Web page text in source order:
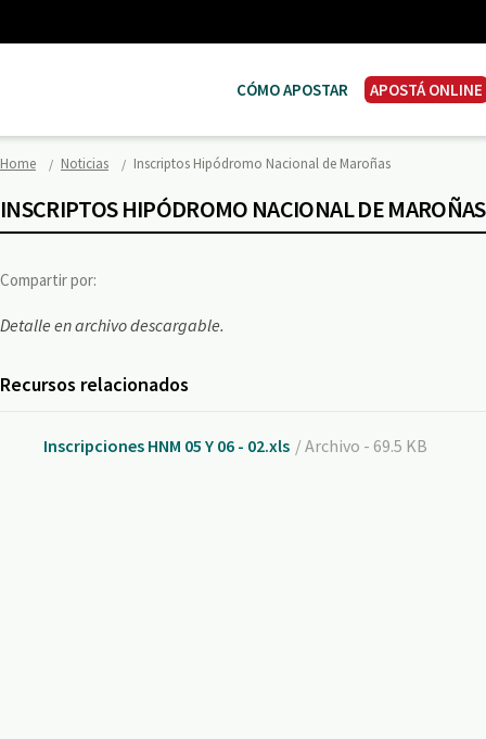
CÓMO APOSTAR APOSTÁ ONLINE
Home Noticias Inscriptos Hipódromo Nacional de Maroñas
INSCRIPTOS HIPÓDROMO NACIONAL DE MAROÑAS
Compartir por:
Detalle en archivo descargable.
Recursos relacionados
Inscripciones HNM 05 Y 06 - 02.xls / Archivo - 69.5 KB